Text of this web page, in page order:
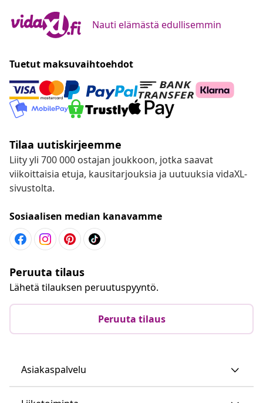
Nauti elämästä edullisemmin
Tuetut maksuvaihtoehdot
Tilaa uutiskirjeemme
Liity yli 700 000 ostajan joukkoon, jotka saavat
viikoittaisia etuja, kausitarjouksia ja uutuuksia vidaXL-
sivustolta.
Sosiaalisen median kanavamme
Peruuta tilaus
Lähetä tilauksen peruutuspyyntö.
Peruuta tilaus
Asiakaspalvelu